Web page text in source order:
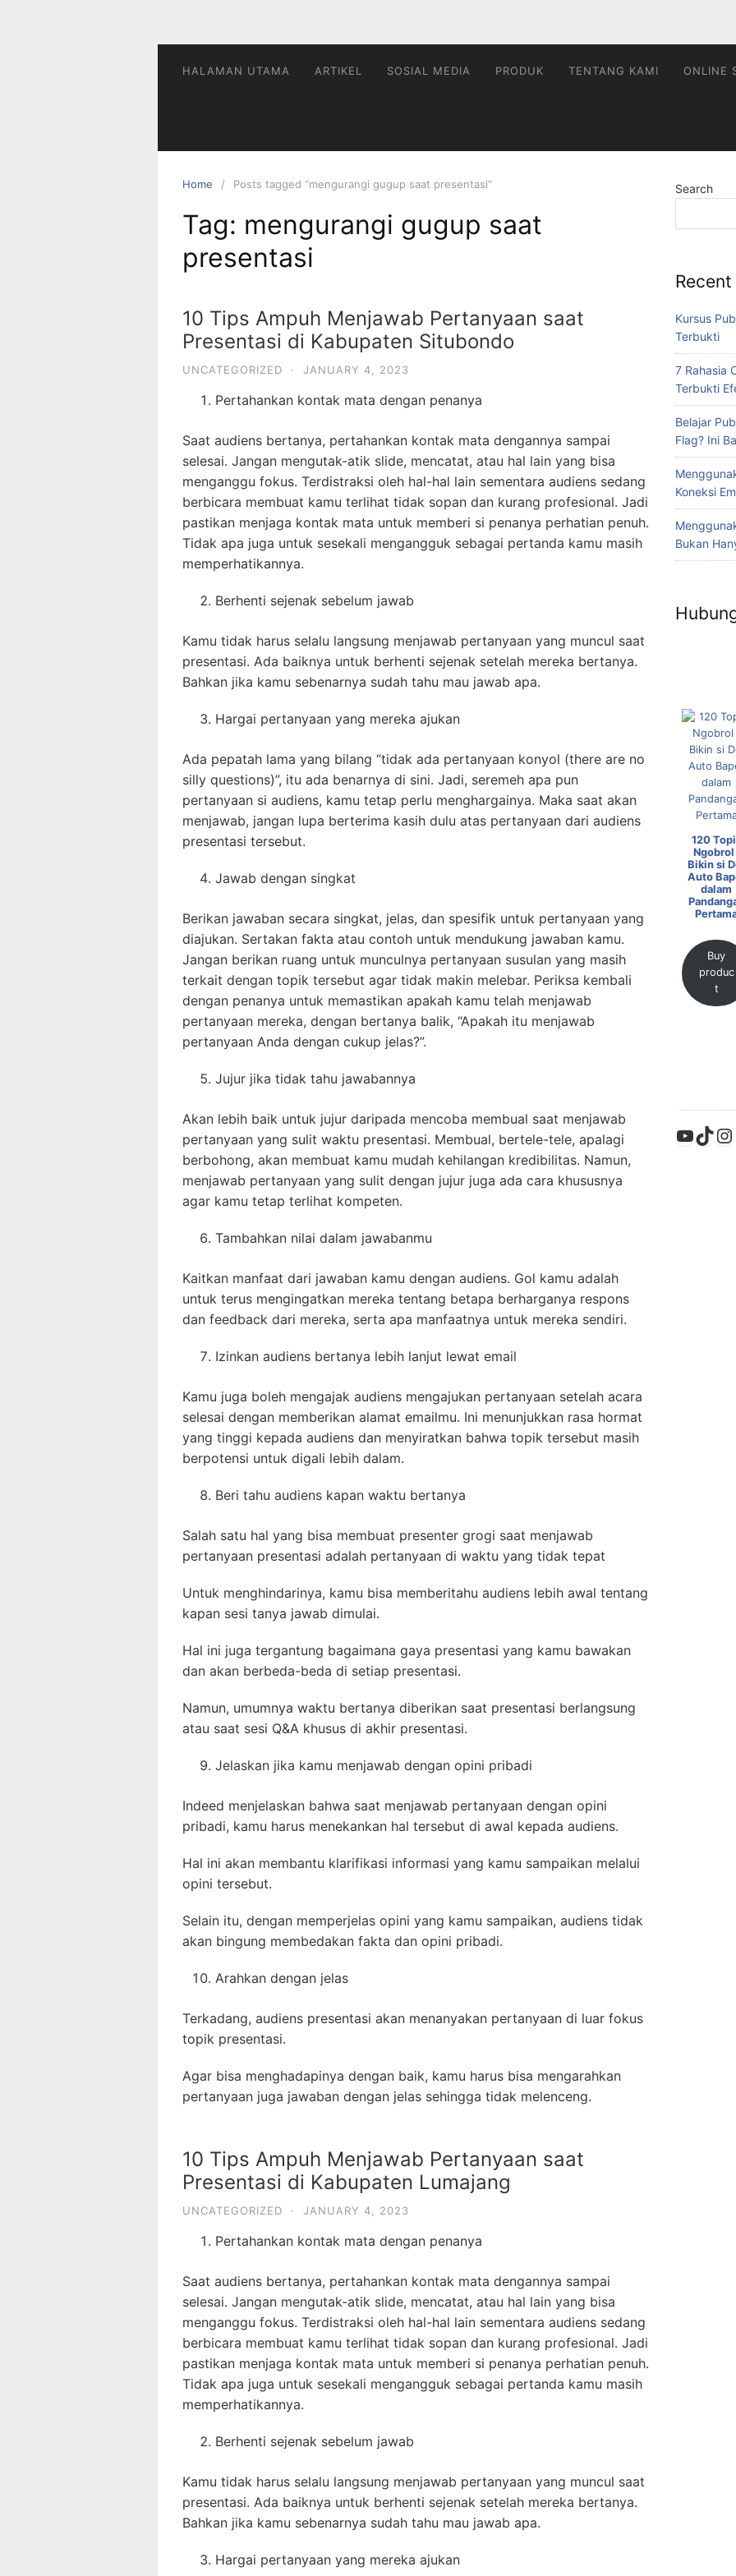
HALAMAN UTAMA ARTIKEL SOSIAL MEDIA PRODUK TENTANG KAMI ONLINE
Home Posts tagged “mengurangi gugup saat presentasi”
Tag: mengurangi gugup saat
presentasi
10 Tips Ampuh Menjawab Pertanyaan saat
Presentasi di Kabupaten Situbondo
UNCATEGORIZED · JANUARY 4, 2023
Pertahankan kontak mata dengan penanya
Saat audiens bertanya, pertahankan kontak mata dengannya sampai
selesai. Jangan mengutak-atik slide, mencatat, atau hal lain yang bisa
menganggu fokus. Terdistraksi oleh hal-hal lain sementara audiens sedang
berbicara membuat kamu terlihat tidak sopan dan kurang profesional. Jadi
pastikan menjaga kontak mata untuk memberi si penanya perhatian penuh.
Tidak apa juga untuk sesekali mengangguk sebagai pertanda kamu masih
memperhatikannya.
Berhenti sejenak sebelum jawab
Kamu tidak harus selalu langsung menjawab pertanyaan yang muncul saat
presentasi. Ada baiknya untuk berhenti sejenak setelah mereka bertanya.
Bahkan jika kamu sebenarnya sudah tahu mau jawab apa.
Hargai pertanyaan yang mereka ajukan
Ada pepatah lama yang bilang “tidak ada pertanyaan konyol (there are no
silly questions)”, itu ada benarnya di sini. Jadi, seremeh apa pun
pertanyaan si audiens, kamu tetap perlu menghargainya. Maka saat akan
menjawab, jangan lupa berterima kasih dulu atas pertanyaan dari audiens
presentasi tersebut.
Jawab dengan singkat
Berikan jawaban secara singkat, jelas, dan spesifik untuk pertanyaan yang
diajukan. Sertakan fakta atau contoh untuk mendukung jawaban kamu.
Jangan berikan ruang untuk munculnya pertanyaan susulan yang masih
terkait dengan topik tersebut agar tidak makin melebar. Periksa kembali
dengan penanya untuk memastikan apakah kamu telah menjawab
pertanyaan mereka, dengan bertanya balik, “Apakah itu menjawab
pertanyaan Anda dengan cukup jelas?”.
Jujur jika tidak tahu jawabannya
Akan lebih baik untuk jujur daripada mencoba membual saat menjawab
pertanyaan yang sulit waktu presentasi. Membual, bertele-tele, apalagi
berbohong, akan membuat kamu mudah kehilangan kredibilitas. Namun,
menjawab pertanyaan yang sulit dengan jujur juga ada cara khususnya
agar kamu tetap terlihat kompeten.
Tambahkan nilai dalam jawabanmu
Kaitkan manfaat dari jawaban kamu dengan audiens. Gol kamu adalah
untuk terus mengingatkan mereka tentang betapa berharganya respons
dan feedback dari mereka, serta apa manfaatnya untuk mereka sendiri.
Izinkan audiens bertanya lebih lanjut lewat email
Kamu juga boleh mengajak audiens mengajukan pertanyaan setelah acara
selesai dengan memberikan alamat emailmu. Ini menunjukkan rasa hormat
yang tinggi kepada audiens dan menyiratkan bahwa topik tersebut masih
berpotensi untuk digali lebih dalam.
Beri tahu audiens kapan waktu bertanya
Salah satu hal yang bisa membuat presenter grogi saat menjawab
pertanyaan presentasi adalah pertanyaan di waktu yang tidak tepat
Untuk menghindarinya, kamu bisa memberitahu audiens lebih awal tentang
kapan sesi tanya jawab dimulai.
Hal ini juga tergantung bagaimana gaya presentasi yang kamu bawakan
dan akan berbeda-beda di setiap presentasi.
Namun, umumnya waktu bertanya diberikan saat presentasi berlangsung
atau saat sesi Q&A khusus di akhir presentasi.
Jelaskan jika kamu menjawab dengan opini pribadi
Indeed menjelaskan bahwa saat menjawab pertanyaan dengan opini
pribadi, kamu harus menekankan hal tersebut di awal kepada audiens.
Hal ini akan membantu klarifikasi informasi yang kamu sampaikan melalui
opini tersebut.
Selain itu, dengan memperjelas opini yang kamu sampaikan, audiens tidak
akan bingung membedakan fakta dan opini pribadi.
Arahkan dengan jelas
Terkadang, audiens presentasi akan menanyakan pertanyaan di luar fokus
topik presentasi.
Agar bisa menghadapinya dengan baik, kamu harus bisa mengarahkan
pertanyaan juga jawaban dengan jelas sehingga tidak melenceng.
10 Tips Ampuh Menjawab Pertanyaan saat
Presentasi di Kabupaten Lumajang
UNCATEGORIZED · JANUARY 4, 2023
Pertahankan kontak mata dengan penanya
Saat audiens bertanya, pertahankan kontak mata dengannya sampai
selesai. Jangan mengutak-atik slide, mencatat, atau hal lain yang bisa
menganggu fokus. Terdistraksi oleh hal-hal lain sementara audiens sedang
berbicara membuat kamu terlihat tidak sopan dan kurang profesional. Jadi
pastikan menjaga kontak mata untuk memberi si penanya perhatian penuh.
Tidak apa juga untuk sesekali mengangguk sebagai pertanda kamu masih
memperhatikannya.
Berhenti sejenak sebelum jawab
Kamu tidak harus selalu langsung menjawab pertanyaan yang muncul saat
presentasi. Ada baiknya untuk berhenti sejenak setelah mereka bertanya.
Bahkan jika kamu sebenarnya sudah tahu mau jawab apa.
Hargai pertanyaan yang mereka ajukan
Search
Kursus
Terbukti
7 Rahasia
Terbukti
Belajar
Flag? Ini
Koneksi
Bukan
120
Ngobrol
Bikin si
Auto
dalam
Buy
produc
t